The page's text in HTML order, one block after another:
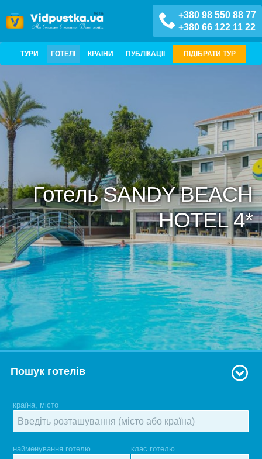
+380 98 550 88 77
+380 66 122 11 22
ТУРИ ГОТЕЛІ КРАЇНИ ПУБЛІКАЦІЇ ПІДІБРАТИ ТУР
Готель SANDY BEACH
HOTEL 4*
Пошук готелів
країна, місто
найменування готелю клас готелю